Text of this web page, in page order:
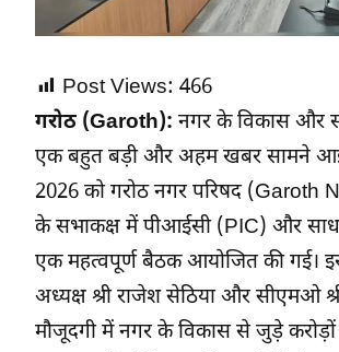
Post Views: 466
गरोठ (Garoth): नगर के विकास और
एक बहुत बड़ी और अहम खबर सामने
2026 को गरोठ नगर परिषद (Garoth
के सभाकक्ष में पीआईसी (PIC) और
एक महत्वपूर्ण बैठक आयोजित की गई।
अध्यक्ष श्री राजेश सेठिया और सीएमओ
मौजूदगी में नगर के विकास से जुड़े करोड़ों